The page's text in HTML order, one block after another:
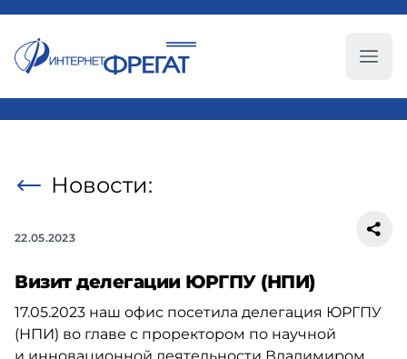
Новости:
22.05.2023
Визит делегации ЮРГПУ (НПИ)
17.05.2023 наш офис посетила делегация ЮРГПУ
(НПИ) во главе с проректором по научной